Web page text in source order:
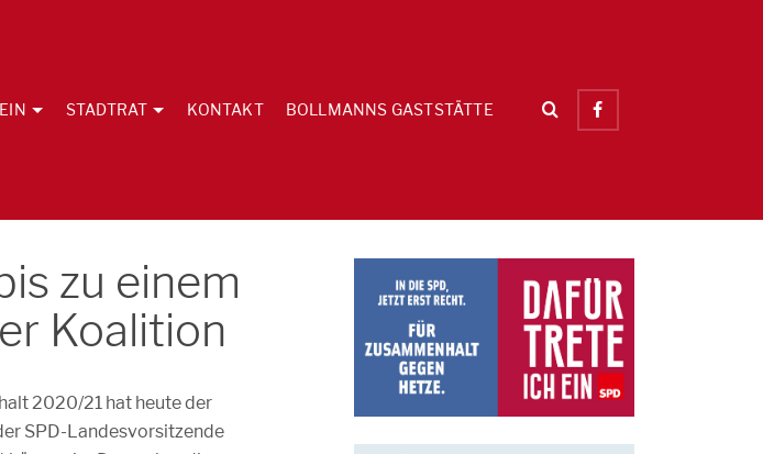
STADTRAT KONTAKT BOLLMANNS GASTSTÄTTE
zu einem
Koalition
2020/21 hat heute der
SPD-Landesvorsitzende